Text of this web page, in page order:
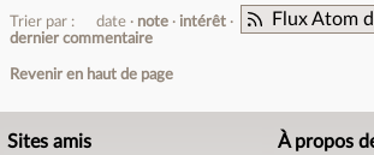
Flux Atom
Trier par : date note
intérêt
dernier commentaire
Revenir en haut de page
Sites amis À propos